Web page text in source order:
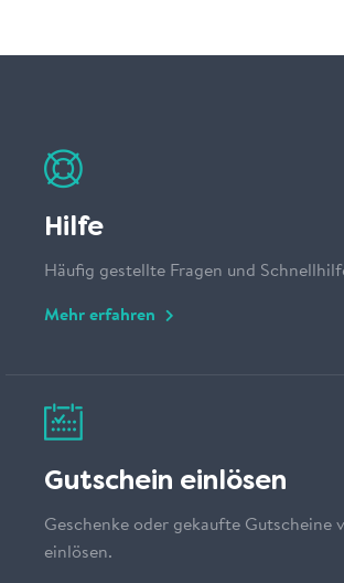
Hilfe
Häufig gestellte Fragen und
Mehr erfahren
Gutschein einlösen
Geschenke oder gekaufte Gutscheine
einlösen.